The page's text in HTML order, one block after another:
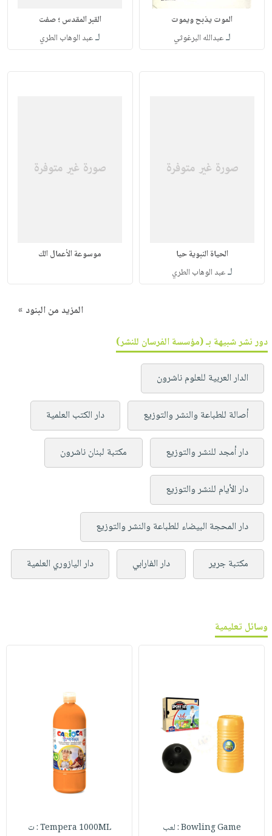
الموت يذبح ويموت
لـعبدالله البرغوثي
القبر المقدس ؛ صفت
لـعبد الوهاب الطري
الحياة النبوية حيا
لـعبد الوهاب الطري
موسوعة الأعمال الك
المزيد من البنود »
دور نشر شبيهة بـ (مؤسسة الفرسان للنشر)
الدار العربية للعلوم ناشرون
أصالة للطباعة والنشر والتوزيع دار الكتب العلمية
دار أمجد للنشر والتوزيع مكتبة لبنان ناشرون
دار الأيام للنشر والتوزيع
دار المحجة البيضاء للطباعة والنشر والتوزيع
مكتبة جرير دار الفارابي دار اليازوري العلمية
وسائل تعليمية
Bowling Game : لعب Tempera 1000ML : ت